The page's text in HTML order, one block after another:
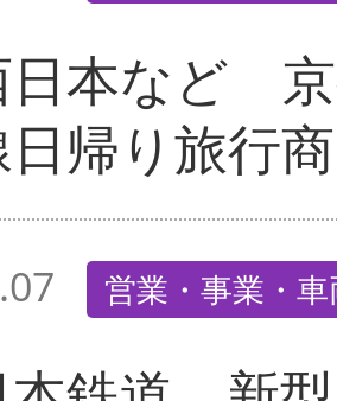
日本など
帰り旅行
営業・事業・